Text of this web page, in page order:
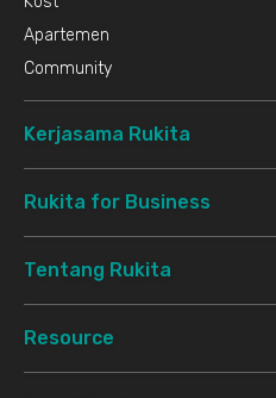
Apartemen
Community
Kerjasama Rukita
Rukita for Business
Tentang Rukita
Resource